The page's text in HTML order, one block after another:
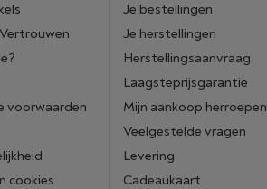
voorwaarden
cookies
Je bestellingen
Je herstellingen
Herstellingsaanvraag
Laagsteprijsgarantie
Mijn aankoop herroepen
Veelgestelde vragen
Levering
Cadeaukaart